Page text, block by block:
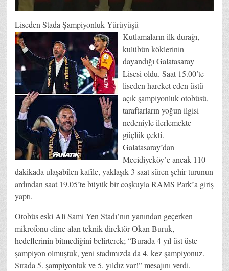
Liseden Stada Şampiyonluk Yürüyüşü
Kutlamaların ilk durağı,
kulübün köklerinin
dayandığı Galatasaray
Lisesi oldu. Saat 15.00’te
liseden hareket eden üstü
açık şampiyonluk otobüsü,
taraftarların yoğun ilgisi
nedeniyle ilerlemekte
güçlük çekti.
Galatasaray’dan
Mecidiyeköy’e ancak 110
dakikada ulaşabilen kafile, yaklaşık 3 saat süren şehir turunun
ardından saat 19.05’te büyük bir coşkuyla RAMS Park’a giriş
yaptı.
Otobüs eski Ali Sami Yen Stadı’nın yanından geçerken
mikrofonu eline alan teknik direktör Okan Buruk,
hedeflerinin bitmediğini belirterek; “Burada 4 yıl üst üste
şampiyon olmuştuk, yeni stadımızda da 4. kez şampiyonuz.
Sırada 5. şampiyonluk ve 5. yıldız var!” mesajını verdi.